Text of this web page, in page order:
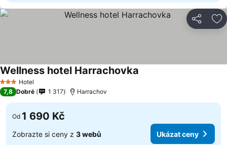
Sdílet
3 Počet hvězdiček
Hotel
Wellness hotel Harrachovka
7,8 Dobré 1 317 Harrachov
Od 1 690 Kč
Zobrazte si ceny z 3 webů Ukázat ceny